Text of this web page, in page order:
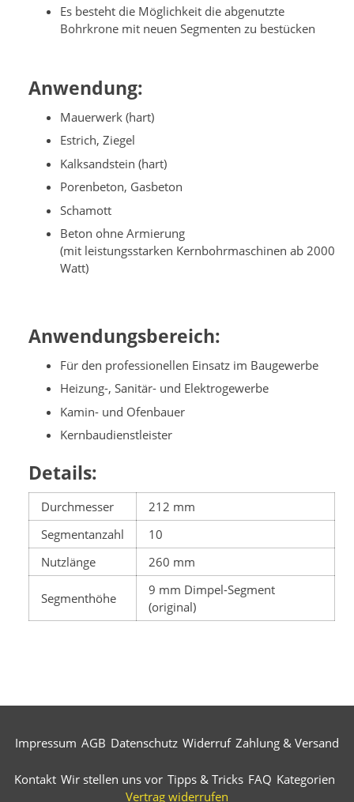
Es besteht die Möglichkeit die abgenutzte
Bohrkrone mit neuen Segmenten zu bestücken
Anwendung:
Mauerwerk (hart)
Estrich, Ziegel
Kalksandstein (hart)
Porenbeton, Gasbeton
Schamott
Beton ohne Armierung
(mit leistungsstarken Kernbohrmaschinen ab 2000
Watt)
Anwendungsbereich:
Für den professionellen Einsatz im Baugewerbe
Heizung-, Sanitär- und Elektrogewerbe
Kamin- und Ofenbauer
Kernbaudienstleister
Details:
Durchmesser
212 mm
Segmentanzahl
10
Nutzlänge
260 mm
Segmenthöhe
9 mm Dimpel-Segment
(original)
Impressum AGB Datenschutz Widerruf Zahlung & Versand
Kontakt Wir stellen uns vor Tipps & Tricks FAQ Kategorien
Vertrag widerrufen